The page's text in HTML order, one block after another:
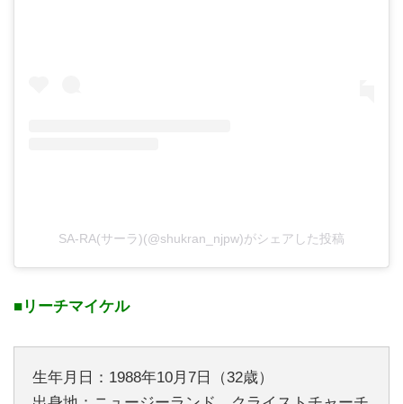
SA-RA(サーラ)(@shukran_njpw)がシェアした投稿
■リーチマイケル
生年月日：1988年10月7日（32歳）